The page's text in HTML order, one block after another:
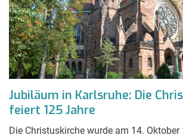
Jubiläum in Karlsruhe: Die
feiert 125 Jahre
Die Christuskirche wurde am 14.